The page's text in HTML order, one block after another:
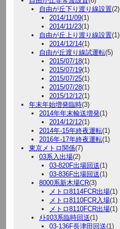
自由が丘下り渡り線設置(2)
2014/11/09(1)
2014/11/23(1)
自由が丘上り渡り線設置(1)
2014/12/14(1)
自由が丘渡り線試運転(5)
2015/07/18(1)
2015/07/19(1)
2015/07/25(1)
2015/07/28(1)
2015/12/12(1)
年末年始増発臨時(3)
2014年年末輸送増発(1)
2014/12/12(1)
2014年-15年終夜運転(1)
2016年-17年終夜運転(1)
東京メトロ関係(7)
03系入出場(2)
03-820F出場回送(1)
03-836F出場回送(1)
8000系新木場CR(3)
メトロ8114FCR出場(1)
メトロ8110FCR入場(1)
メトロ8110FCR出場(1)
ﾒﾄﾛ03系臨時回送(1)
03-136F長津田回送(1)